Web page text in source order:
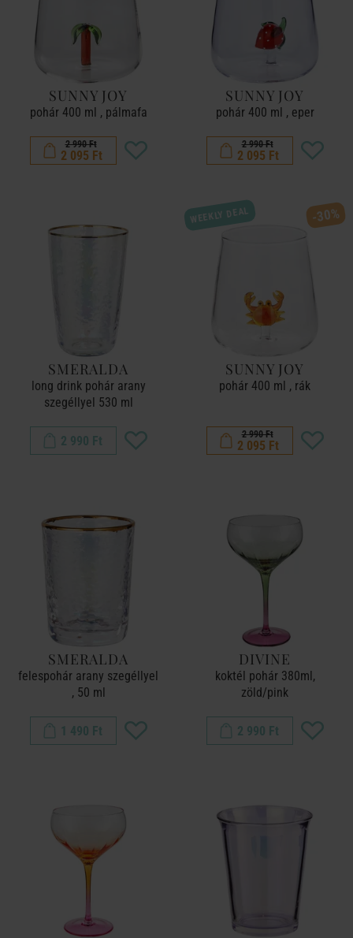
SUNNY JOY
pohár 400 ml , pálmafa
2 990 Ft
2 095 Ft
SUNNY JOY
pohár 400 ml , eper
2 990 Ft
2 095 Ft
SMERALDA
long drink pohár arany
szegéllyel 530 ml
2 990 Ft
WEEKLY DEAL -30%
SUNNY JOY
pohár 400 ml , rák
2 990 Ft
2 095 Ft
SMERALDA
felespohár arany szegéllyel
, 50 ml
1 490 Ft
DIVINE
koktél pohár 380ml,
zöld/pink
2 990 Ft